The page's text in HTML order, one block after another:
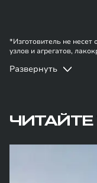
*Изготовитель не несет
узлов и агрегатов,
владельцем правил
Развернуть